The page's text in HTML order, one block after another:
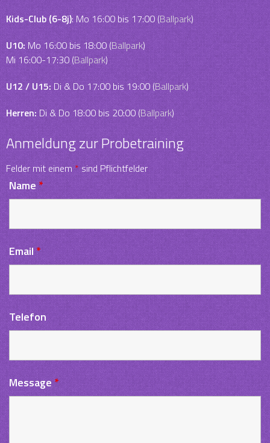
Kids-Club (6-8j): Mo 16:00 bis 17:00 (Ballpark)
U10: Mo 16:00 bis 18:00 (Ballpark)
Mi 16:00-17:30 (Ballpark)
U12 / U15: Di & Do 17:00 bis 19:00 (Ballpark)
Herren:Di & Do 18:00 bis 20:00 (Ballpark)
Anmeldung zur Probetraining
Felder mit einem*sind Pflichtfelder
Name *
Email*
Telefon
Message *